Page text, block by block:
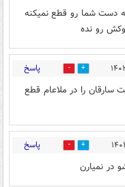
دست شما رو قطع نمیکنه
رو نده
0 پاسخ
را در ملاعام قطع
0 پاسخ
در نمیارن